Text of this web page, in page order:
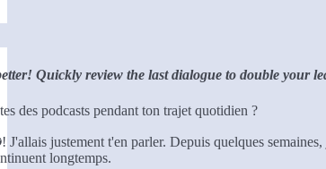
Quickly review the last dialogue to double your
des podcasts pendant ton trajet quotidien ?
justement t'en parler. Depuis quelques
longtemps.